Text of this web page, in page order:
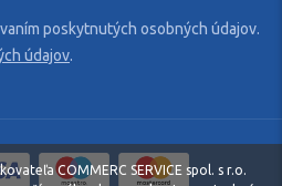
poskytnutých osobných údajov.
údajov.
COMMERC SERVICE spol. s r.o.